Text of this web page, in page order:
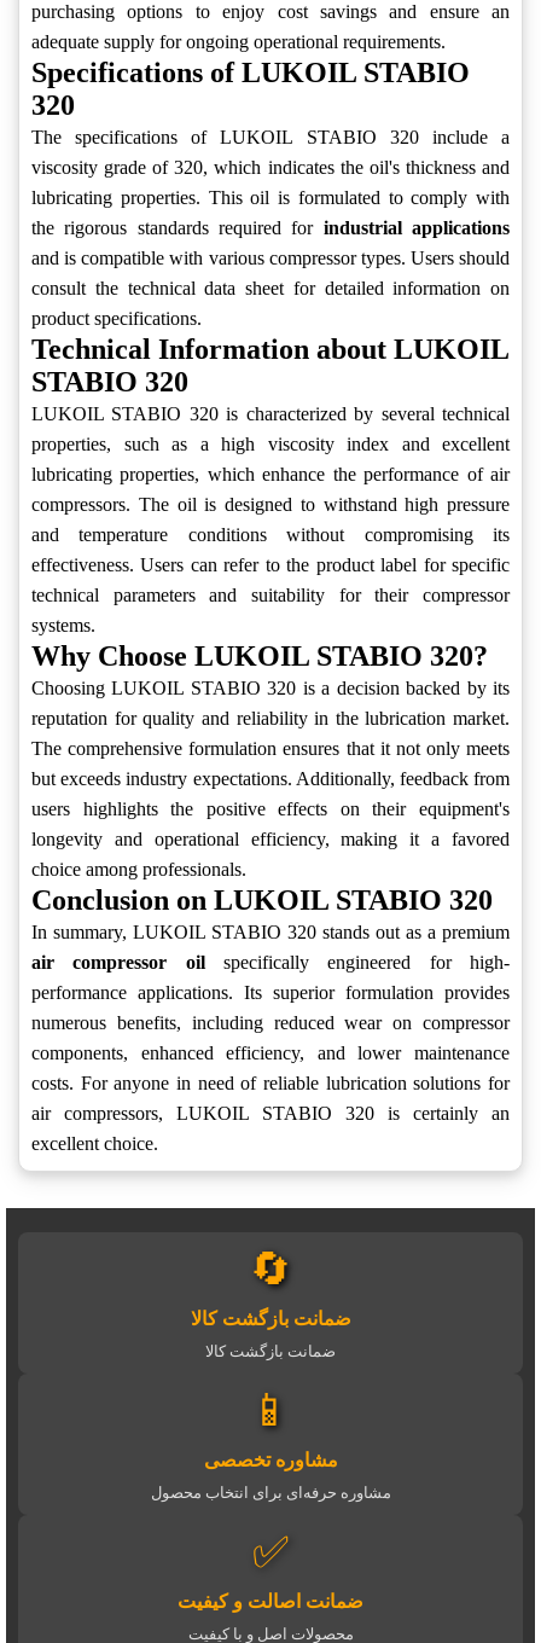
purchasing options to enjoy cost savings and ensure an
adequate supply for ongoing operational requirements.
Specifications of LUKOIL STABIO
320
The specifications of LUKOIL STABIO 320 include a
viscosity grade of 320, which indicates the oil's thickness and
lubricating properties. This oil is formulated to comply with
the rigorous standards required for industrial applications
and is compatible with various compressor types. Users should
consult the technical data sheet for detailed information on
product specifications.
Technical Information about LUKOIL
STABIO 320
LUKOIL STABIO 320 is characterized by several technical
properties, such as a high viscosity index and excellent
lubricating properties, which enhance the performance of air
compressors. The oil is designed to withstand high pressure
and temperature conditions without compromising its
effectiveness. Users can refer to the product label for specific
technical parameters and suitability for their compressor
systems.
Why Choose LUKOIL STABIO 320?
Choosing LUKOIL STABIO 320 is a decision backed by its
reputation for quality and reliability in the lubrication market.
The comprehensive formulation ensures that it not only meets
but exceeds industry expectations. Additionally, feedback from
users highlights the positive effects on their equipment's
longevity and operational efficiency, making it a favored
choice among professionals.
Conclusion on LUKOIL STABIO 320
In summary, LUKOIL STABIO 320 stands out as a premium
air compressor oilspecifically engineered for high-
performance applications. Its superior formulation provides
numerous benefits, including reduced wear on compressor
components, enhanced efficiency, and lower maintenance
costs. For anyone in need of reliable lubrication solutions for
air compressors, LUKOIL STABIO 320 is certainly an
excellent choice.
🔄
ضمانت بازگشت کالا
ضمانت بازگشت کالا
📱
مشاوره تخصصی
مشاوره حرفه‌ای برای انتخاب محصول
✅
ضمانت اصالت و کیفیت
محصولات اصل و با کیفیت